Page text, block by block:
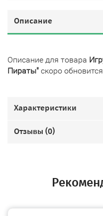
Описание
Описание для товара
Пираты" скоро обновится
Характеристики
Отзывы (0)